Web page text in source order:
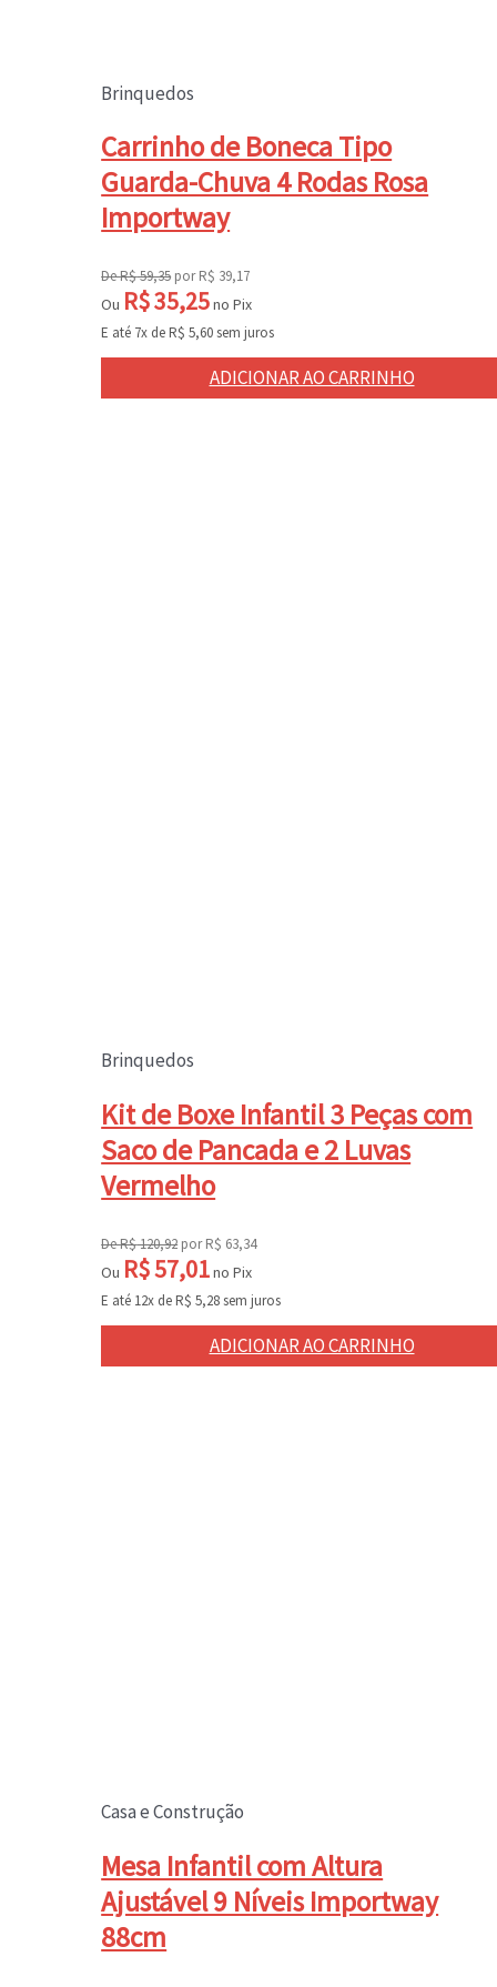
Brinquedos
Carrinho de Boneca Tipo
Guarda-Chuva 4 Rodas Rosa
Importway
DeR$59,35 porR$ 39,17
Ou R$35,25no Pix
E até 7x deR$ 5,60sem juros
ADICIONAR AO CARRINHO
Brinquedos
Kit de Boxe Infantil 3 Peças com
Saco de Pancada e 2 Luvas
Vermelho
DeR$120,92 porR$ 63,34
Ou R$57,01no Pix
E até 12x deR$ 5,28sem juros
ADICIONAR AO CARRINHO
Casa e Construção
Mesa Infantil com Altura
Ajustável 9 Níveis Importway
88cm